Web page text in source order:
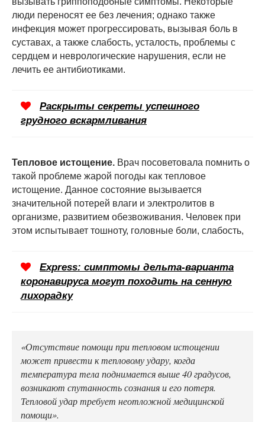
люди переносят ее без лечения; однако также
инфекция может прогрессировать, вызывая боль в
суставах, а также слабость, усталость, проблемы с
сердцем и неврологические нарушения, если не
лечить ее антибиотиками.
Раскрыты секреты успешного
грудного вскармливания
Тепловое истощение. Врач посоветовала помнить о
такой проблеме жарой погоды как тепловое
истощение. Данное состояние вызывается
значительной потерей влаги и электролитов в
организме, развитием обезвоживания. Человек при
этом испытывает тошноту, головные боли, слабость,
Express: симптомы дельта-варианта
коронавируса могут походить на сенную
лихорадку
«Отсутствие помощи при тепловом истощении
может привести к тепловому удару, когда
температура тела поднимается выше 40 градусов,
возникают спутанность сознания и его потеря.
Тепловой удар требует неотложной медицинской
помощи».